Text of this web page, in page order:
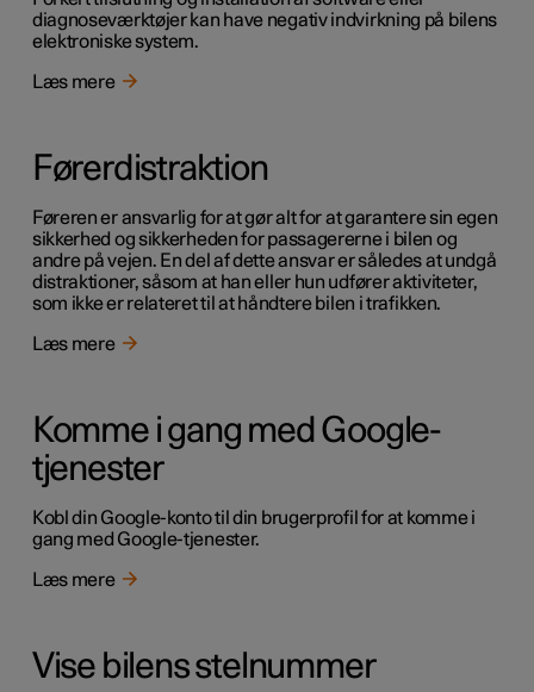
diagnoseværktøjer kan have negativ indvirkning på bilens
elektroniske system.
Læs mere
Førerdistraktion
Føreren er ansvarlig for at gør alt for at garantere sin egen
sikkerhed og sikkerheden for passagererne i bilen og
andre på vejen. En del af dette ansvar er således at undgå
distraktioner, såsom at han eller hun udfører aktiviteter,
som ikke er relateret til at håndtere bilen i trafikken.
Læs mere
Komme i gang med Google-
tjenester
Kobl din Google-konto til din brugerprofil for at komme i
gang med Google-tjenester.
Læs mere
Vise bilens stelnummer